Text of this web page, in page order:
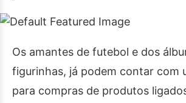
Os amantes de futebol e dos
figurinhas, já podem contar com
para compras de produtos